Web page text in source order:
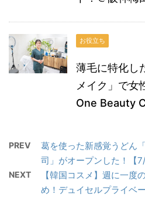
お役立ち
薄毛に特化し
メイク」で女
One Beauty
PREV
葛を使った新感覚うどん
司」がオープンした！【7/
NEXT
【韓国コスメ】週に一度
め！デュイセルプライベ